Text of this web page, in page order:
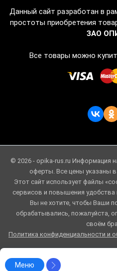
Меню
Данный сайт разработан в
простоты приобретения
ЗАО
Все товары можно
© 2026 - opika-rus.ru Информация
оферты. Все цены указаны в
Этот сайт использует файлы
сервисов и повышения удобства
Вы не хотите, чтобы Ваши
обрабатывались, пожалуйста,
своём
Политика конфиденциальности и